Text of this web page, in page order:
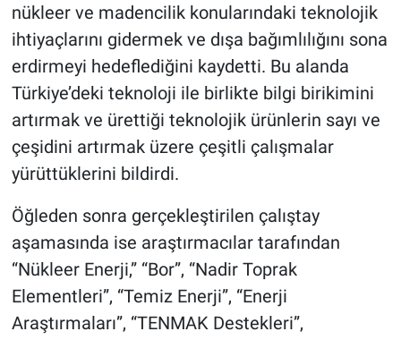
nükleer ve madencilik konularındaki teknolojik
ihtiyaçlarını gidermek ve dışa bağımlılığını sona
erdirmeyi hedeflediğini kaydetti. Bu alanda
Türkiye’deki teknoloji ile birlikte bilgi birikimini
artırmak ve ürettiği teknolojik ürünlerin sayı ve
çeşidini artırmak üzere çeşitli çalışmalar
yürüttüklerini bildirdi.
Öğleden sonra gerçekleştirilen çalıştay
aşamasında ise araştırmacılar tarafından
“Nükleer Enerji,” “Bor”, “Nadir Toprak
Elementleri”, “Temiz Enerji”, “Enerji
Araştırmaları”, “TENMAK Destekleri”,